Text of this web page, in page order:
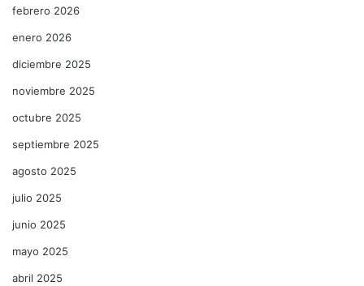
febrero 2026
enero 2026
diciembre 2025
noviembre 2025
octubre 2025
septiembre 2025
agosto 2025
julio 2025
junio 2025
mayo 2025
abril 2025